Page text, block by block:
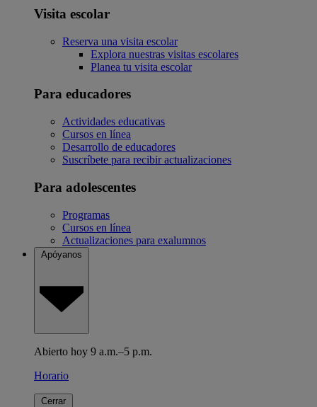
Visita escolar
Reserva una visita escolar
Explora nuestras visitas escolares
Planea tu visita escolar
Para educadores
Actividades educativas
Cursos en línea
Desarrollo de educadores
Suscríbete para recibir actualizaciones
Para adolescentes
Programas
Cursos en línea
Actualizaciones para exalumnos
Apóyanos
Abierto hoy 9 a.m.–5 p.m.
Horario
Cerrar